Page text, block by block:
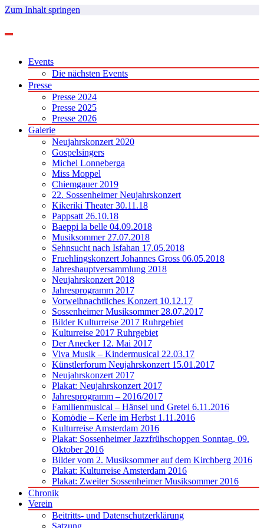
Zum Inhalt springen
Events
Die nächsten Events
Presse
Presse 2024
Presse 2025
Presse 2026
Galerie
Neujahrskonzert 2020
Gospelsingers
Michel Lonneberga
Miss Moppel
Chiemgauer 2019
22. Sossenheimer Neujahrskonzert
Kikeriki Theater 30.11.18
Pappsatt 26.10.18
Baeppi la belle 04.09.2018
Musiksommer 27.07.2018
Sehnsucht nach Isfahan 17.05.2018
Fruehlingskonzert Johannes Gross 06.05.2018
Jahreshauptversammlung 2018
Neujahrskonzert 2018
Jahresprogramm 2017
Vorweihnachtliches Konzert 10.12.17
Sossenheimer Musiksommer 28.07.2017
Bilder Kulturreise 2017 Ruhrgebiet
Kulturreise 2017 Ruhrgebiet
Der Anecker 12. Mai 2017
Viva Musik – Kindermusical 22.03.17
Künstlerforum Neujahrskonzert 15.01.2017
Neujahrskonzert 2017
Plakat: Neujahrskonzert 2017
Jahresprogramm – 2016/2017
Familienmusical – Hänsel und Gretel 6.11.2016
Komödie – Kerle im Herbst 1.11.2016
Kulturreise Amsterdam 2016
Plakat: Sossenheimer Jazzfrühschoppen Sonntag, 09.
Oktober 2016
Bilder vom 2. Musiksommer auf dem Kirchberg 2016
Plakat: Kulturreise Amsterdam 2016
Plakat: Zweiter Sossenheimer Musiksommer 2016
Chronik
Verein
Beitritts- und Datenschutzerklärung
Satzung